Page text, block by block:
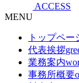
ACCESS
MENU
トップペー
代表挨拶
業務案内
事務所概要